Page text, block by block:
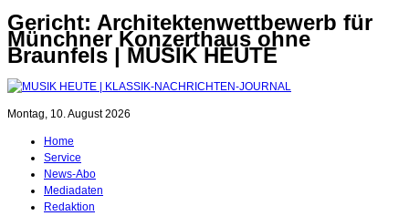
Gericht: Architektenwettbewerb für
Münchner Konzerthaus ohne
Braunfels | MUSIK HEUTE
Montag, 10. August 2026
Home
Service
News-Abo
Mediadaten
Redaktion